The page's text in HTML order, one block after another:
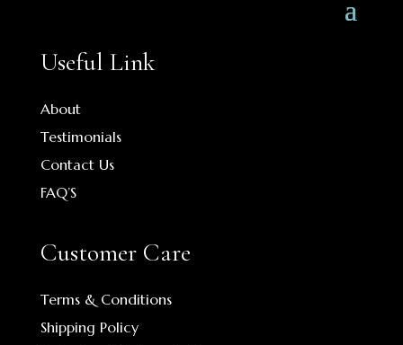
Useful Link
About
Testimonials
Contact Us
FAQ’S
Customer Care
Terms & Conditions
Shipping Policy